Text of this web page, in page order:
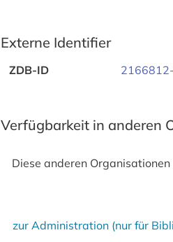
Externe Identifier
ZDB-ID
Verfügbarkeit in anderen
Diese anderen
zur Administration (nur für